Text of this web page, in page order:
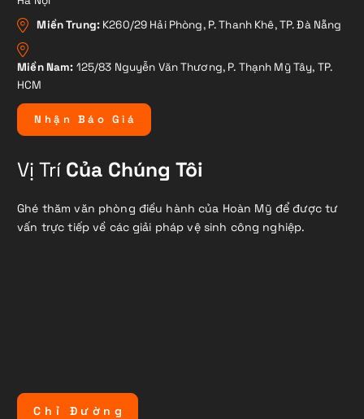
Miền Trung: K260/29 Hải Phòng, P. Thanh Khê, TP. Đà Nẵng
Miền Nam: 125/83 Nguyễn Văn Thương, P. Thạnh Mỹ Tây, TP.
HCM
N hậ n B á o G i á
Vị TríCủa Chúng Tôi
Ghé thăm văn phòng điều hành của Hoàn Mỹ để được tư
vấn trực tiếp về các giải pháp vệ sinh công nghiệp.
C h ỉ Đ ư ờ n g